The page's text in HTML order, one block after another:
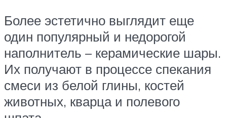
Более эстетично выглядит еще
один популярный и недорогой
наполнитель – керамические шары.
Их получают в процессе спекания
смеси из белой глины, костей
животных, кварца и полевого